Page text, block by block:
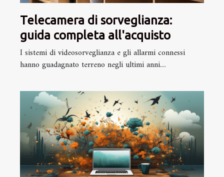
Telecamera di sorveglianza:
guida completa all'acquisto
I sistemi di videosorveglianza e gli allarmi connessi
hanno guadagnato terreno negli ultimi anni....